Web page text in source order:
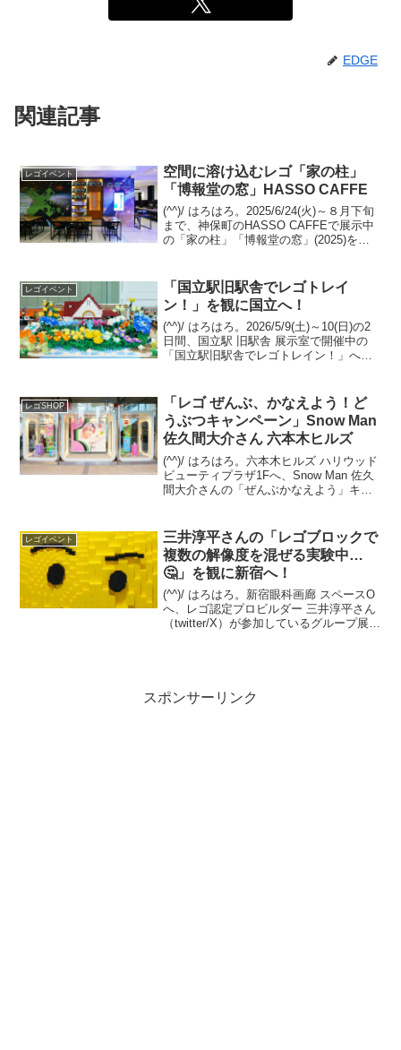
EDGE
関連記事
レゴイベント
空間に溶け込むレゴ「家の柱」
「博報堂の窓」HASSO CAFFE
(^^)/ はろはろ。2025/6/24(火)～８月下旬
まで、神保町のHASSO CAFFEで展示中
の「家の柱」「博報堂の窓」(2025)を観
るレゴブロックのMOCとは...
レゴイベント
「国立駅旧駅舎でレゴトレイ
ン！」を観に国立へ！
(^^)/ はろはろ。2026/5/9(土)～10(日)の2
日間、国立駅 旧駅舎 展示室で開催中の
「国立駅旧駅舎でレゴトレイン！」へ伺
年記念サイトでも紹介されて...
レゴSHOP
「レゴ ぜんぶ、かなえよう！ど
うぶつキャンペーン」Snow Man
佐久間大介さん 六本木ヒルズ
(^^)/ はろはろ。六本木ヒルズ ハリウッド
ビューティプラザ1Fへ、Snow Man 佐久
間大介さんの「ぜんぶかなえよう」キャ
ィブフレンドを担っています。場所は、
Z...
レゴイベント
三井淳平さんの「レゴブロックで
複数の解像度を混ぜる実験中…
🤔」を観に新宿へ！
(^^)/ はろはろ。新宿眼科画廊 スペースO
へ、レゴ認定プロビルダー 三井淳平さん
（twitter/X）が参加しているグループ展
スポンサーリンク